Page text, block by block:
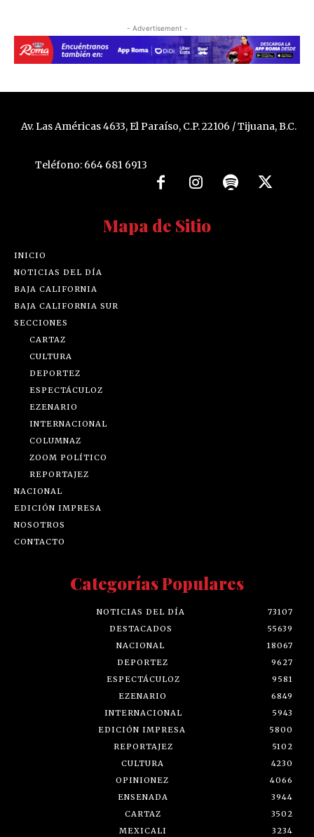
- Advertisement -
Av. Las Américas 4633, El Paraíso, C.P. 22106 / Tijuana, B.C.
Teléfono: 664 681 6913
Mapa de Sitio
INICIO
NOTICIAS DEL DÍA
BAJA CALIFORNIA
BAJA CALIFORNIA SUR
SECCIONES
CARTAZ
CULTURA
DEPORTEZ
ESPECTÁCULOZ
EZENARIO
INTERNACIONAL
COLUMNAZ
ZOOM POLÍTICO
REPORTAJEZ
NACIONAL
EDICIÓN IMPRESA
NOSOTROS
CONTACTO
Categorías Populares
NOTICIAS DEL DÍA
73107
DESTACADOS
55639
NACIONAL
18067
DEPORTEZ
9627
ESPECTÁCULOZ
9581
EZENARIO
6849
INTERNACIONAL
5943
EDICIÓN IMPRESA
5800
REPORTAJEZ
5102
CULTURA
4230
OPINIONEZ
4066
ENSENADA
3944
CARTAZ
3502
MEXICALI
3234